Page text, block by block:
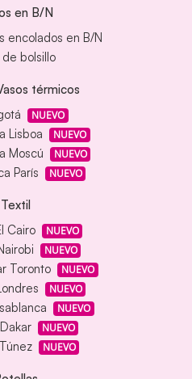
en B/N
encolados en B/N
de bolsillo
térmicos
NUEVO
Lisboa NUEVO
Moscú NUEVO
París NUEVO
Textil
Cairo
NUEVO
NUEVO
Toronto NUEVO
NUEVO
NUEVO
NUEVO
NUEVO